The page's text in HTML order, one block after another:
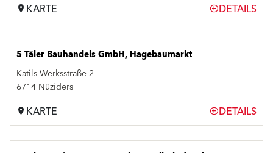
KARTE DETAILS
5 Täler Bauhandels GmbH, Hagebaumarkt
Katils-Werksstraße 2
6714 Nüziders
KARTE DETAILS